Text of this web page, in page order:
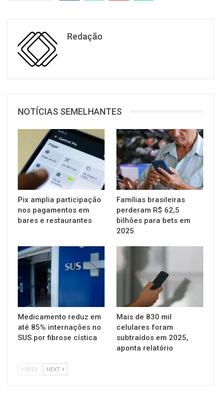
Redação
NOTÍCIAS SEMELHANTES
Pix amplia participação
nos pagamentos em
bares e restaurantes
Famílias brasileiras
perderam R$ 62,5
bilhões para bets em
2025
Medicamento reduz em
até 85% internações no
SUS por fibrose cística
Mais de 830 mil
celulares foram
subtraídos em 2025,
aponta relatório
PREV NEXT